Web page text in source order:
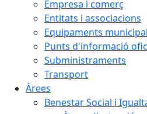
Empresa i comerç
Entitats i associacions
Equipaments
Punts d'informació
Subministraments
Transport
Àrees
Benestar Social i